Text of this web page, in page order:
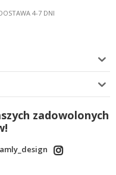
4-7 DNI
zadowolonych